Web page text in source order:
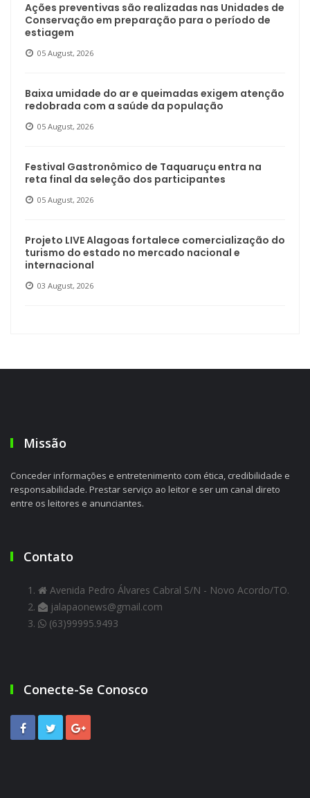
Ações preventivas são realizadas nas Unidades de
Conservação em preparação para o período de
estiagem
05 August, 2026
Baixa umidade do ar e queimadas exigem atenção
redobrada com a saúde da população
05 August, 2026
Festival Gastronômico de Taquaruçu entra na
reta final da seleção dos participantes
05 August, 2026
Projeto LIVE Alagoas fortalece comercialização do
turismo do estado no mercado nacional e
internacional
03 August, 2026
Missão
Conceder informações e entretenimento com ética, credibilidade e
responsabilidade. Prestar serviço ao leitor e ser um canal direto
entre os leitores e anunciantes.
Contato
Avenida Pedro Álvares Cabral S/N - Novo Acordo/TO.
jalapaonews@gmail.com
(63)99995.9493
Conecte-Se Conosco